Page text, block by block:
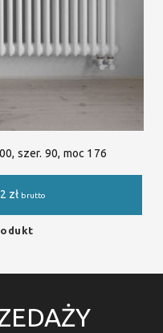
szer. 90, moc 176
zł brutto